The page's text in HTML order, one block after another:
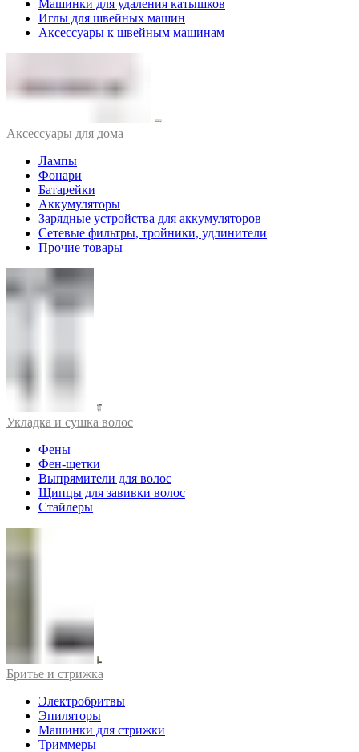
Машинки для удаления катышков
Иглы для швейных машин
Аксессуары к швейным машинам
Аксессуары для дома
Лампы
Фонари
Батарейки
Аккумуляторы
Зарядные устройства для аккумуляторов
Сетевые фильтры, тройники, удлинители
Прочие товары
Укладка и сушка волос
Фены
Фен-щетки
Выпрямители для волос
Щипцы для завивки волос
Стайлеры
Бритье и стрижка
Электробритвы
Эпиляторы
Машинки для стрижки
Триммеры